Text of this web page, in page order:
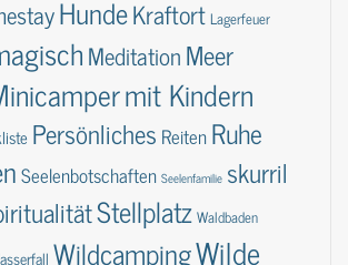
HundeKraftortLagerfeuer
MeditationMeer
mit Kindern
Persönliches ReitenRuhe
Seelenbotschaften Seelenfamilie skurril
StellplatzWaldbaden
WildcampingWilde